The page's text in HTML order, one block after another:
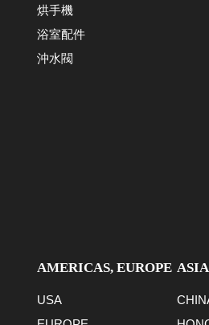
烘手機
浴室配件
沖水閥
AMERICAS, EUROPE
USA